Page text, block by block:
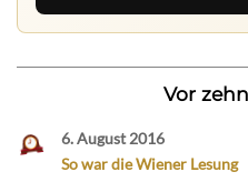
Vor
6. August 2016
So war die Wiener Lesung